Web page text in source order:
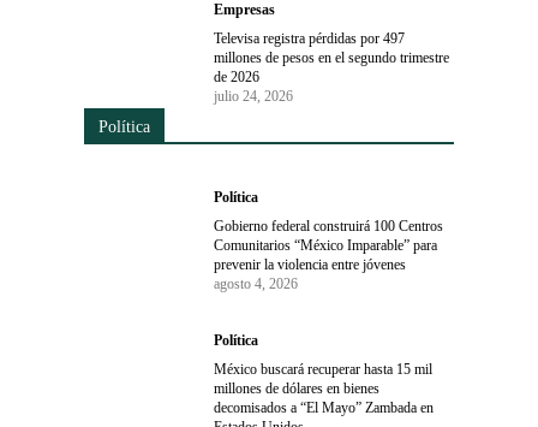
Empresas
Televisa registra pérdidas por 497
millones de pesos en el segundo trimestre
de 2026
julio 24, 2026
Política
Política
Gobierno federal construirá 100 Centros
Comunitarios “México Imparable” para
prevenir la violencia entre jóvenes
agosto 4, 2026
Política
México buscará recuperar hasta 15 mil
millones de dólares en bienes
decomisados a “El Mayo” Zambada en